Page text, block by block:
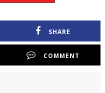
SHARE
COMMENT